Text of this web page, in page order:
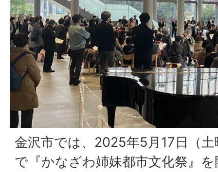
金沢市では、2025年5月17日（
で『かなざわ姉妹都市文化祭』